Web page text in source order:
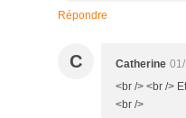
Répondre
C Catherine
<br /> <br />
<br />